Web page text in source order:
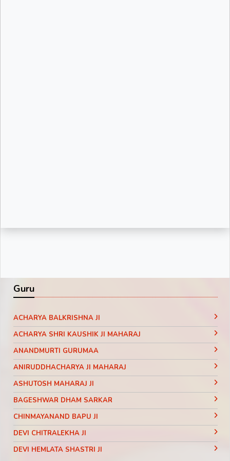
Guru
ACHARYA BALKRISHNA JI
ACHARYA SHRI KAUSHIK JI MAHARAJ
ANANDMURTI GURUMAA
ANIRUDDHACHARYA JI MAHARAJ
ASHUTOSH MAHARAJ JI
BAGESHWAR DHAM SARKAR
CHINMAYANAND BAPU JI
DEVI CHITRALEKHA JI
DEVI HEMLATA SHASTRI JI